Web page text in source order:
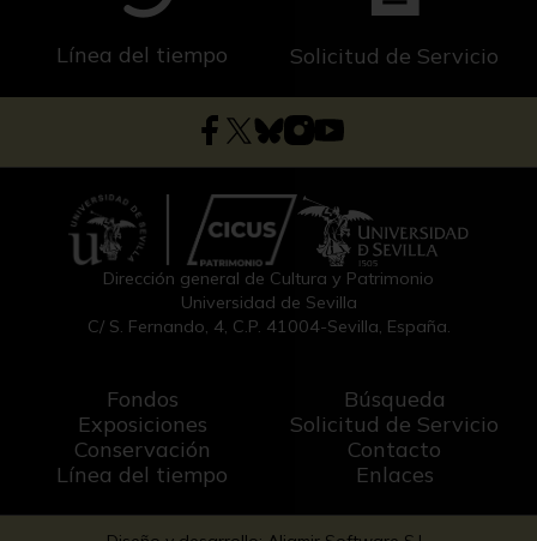
Línea del tiempo Solicitud de Servicio
Dirección general de Cultura y Patrimonio
Universidad de Sevilla
C/ S. Fernando, 4, C.P. 41004-Sevilla, España.
Fondos
Exposiciones
Conservación
Línea del tiempo
Búsqueda
Solicitud de Servicio
Contacto
Enlaces